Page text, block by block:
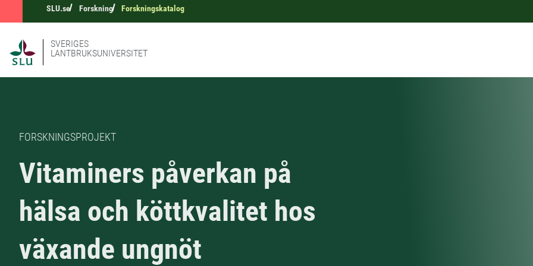
SLU.se Forskning Forskningskatalog
SVERIGES
LANTBRUKSUNIVERSITET
FORSKNINGSPROJEKT
Vitaminers påverkan på
hälsa och köttkvalitet hos
växande ungnöt